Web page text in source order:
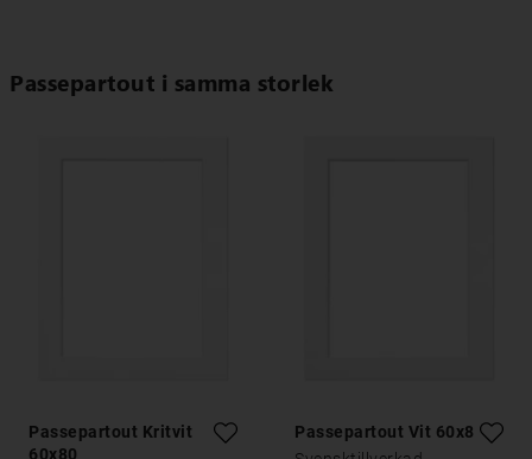
Passepartout i samma storlek
Passepartout Kritvit
60x80
Passepartout Vit 60x80